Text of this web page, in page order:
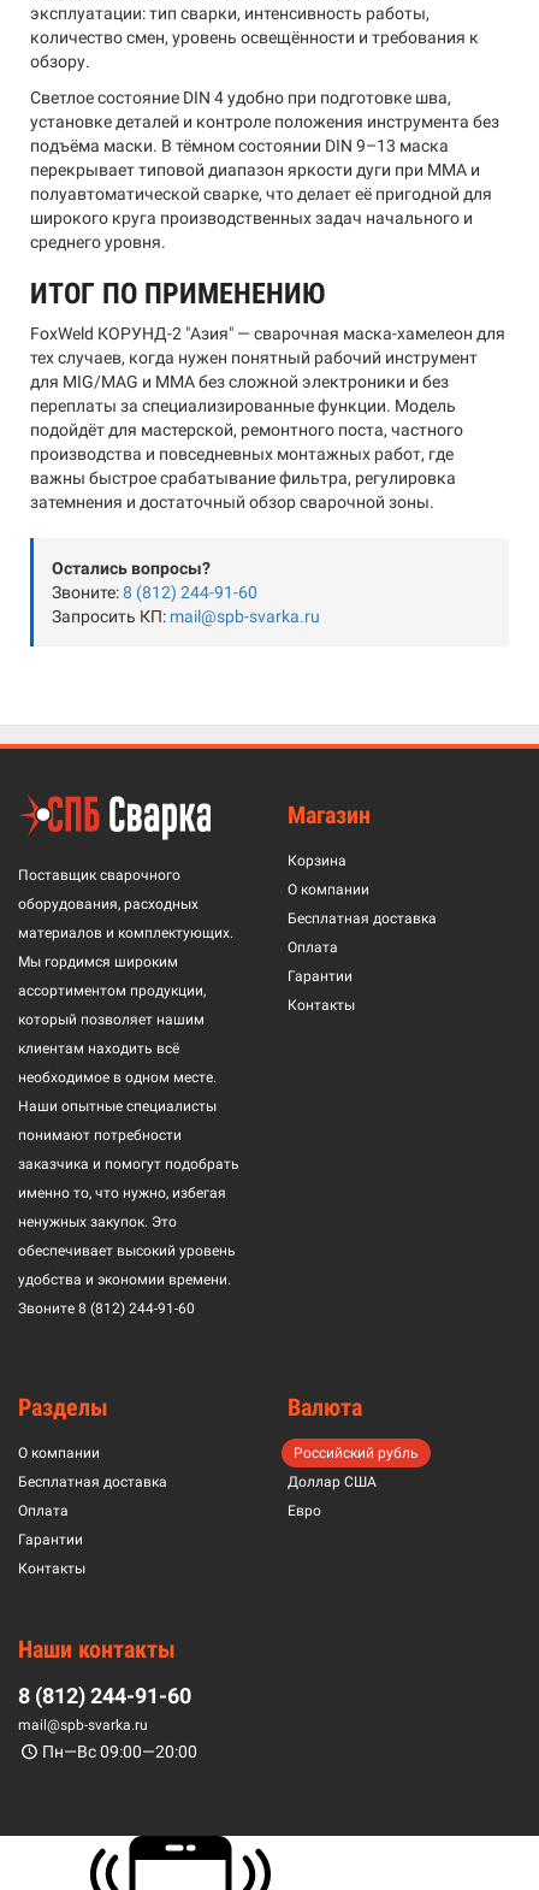
эксплуатации: тип сварки, интенсивность работы,
количество смен, уровень освещённости и требования к
обзору.
Светлое состояние DIN 4 удобно при подготовке шва,
установке деталей и контроле положения инструмента без
подъёма маски. В тёмном состоянии DIN 9–13 маска
перекрывает типовой диапазон яркости дуги при MMA и
полуавтоматической сварке, что делает её пригодной для
широкого круга производственных задач начального и
среднего уровня.
ИТОГ ПО ПРИМЕНЕНИЮ
FoxWeld КОРУНД-2 "Азия" — сварочная маска-хамелеон для
тех случаев, когда нужен понятный рабочий инструмент
для MIG/MAG и MMA без сложной электроники и без
переплаты за специализированные функции. Модель
подойдёт для мастерской, ремонтного поста, частного
производства и повседневных монтажных работ, где
важны быстрое срабатывание фильтра, регулировка
затемнения и достаточный обзор сварочной зоны.
Остались вопросы?
Звоните:8 (812) 244-91-60
Запросить КП: mail@spb-svarka.ru
Поставщик сварочного
оборудования, расходных
материалов и комплектующих.
Мы гордимся широким
ассортиментом продукции,
который позволяет нашим
клиентам находить всё
необходимое в одном месте.
Наши опытные специалисты
понимают потребности
заказчика и помогут подобрать
именно то, что нужно, избегая
ненужных закупок. Это
обеспечивает высокий уровень
удобства и экономии времени.
Звоните 8 (812) 244-91-60
Магазин
Корзина
О компании
Бесплатная доставка
Оплата
Гарантии
Контакты
Разделы
О компании
Бесплатная доставка
Оплата
Гарантии
Контакты
Валюта
Российский рубль
Доллар США
Евро
Наши контакты
8 (812) 244-91-60
mail@spb-svarka.ru
Пн—Вс 09:00—20:00